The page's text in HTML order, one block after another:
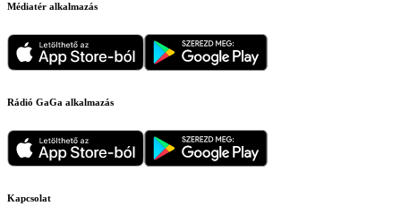
Médiatér alkalmazás
Rádió GaGa alkalmazás
Kapcsolat